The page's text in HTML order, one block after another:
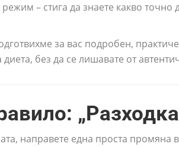
– стига да знаете какво точно
за вас подробен,
без да се лишавате от
направете една проста промяна